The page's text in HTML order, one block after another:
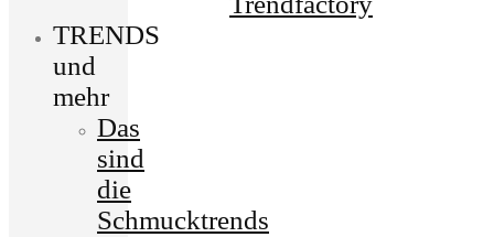
TRENDS
und
mehr
Das
sind
die
Schmucktrends